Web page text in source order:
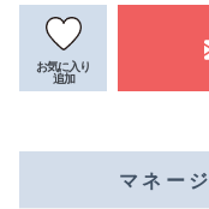
お気に入り
追加
マネー